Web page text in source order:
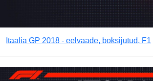
Itaalia GP 2018 - eelvaade, boksijutud, F1